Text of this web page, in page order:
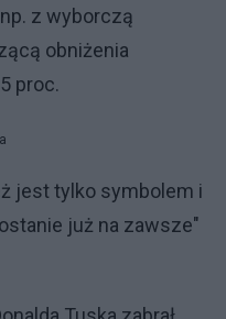
z wyborczą
obniżenia
proc.
jest tylko symbolem i
już na zawsze"